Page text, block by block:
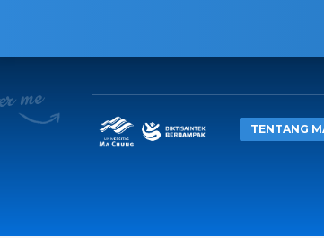
1 Kunjungi pmb.machung.ac.id.
TENTANG